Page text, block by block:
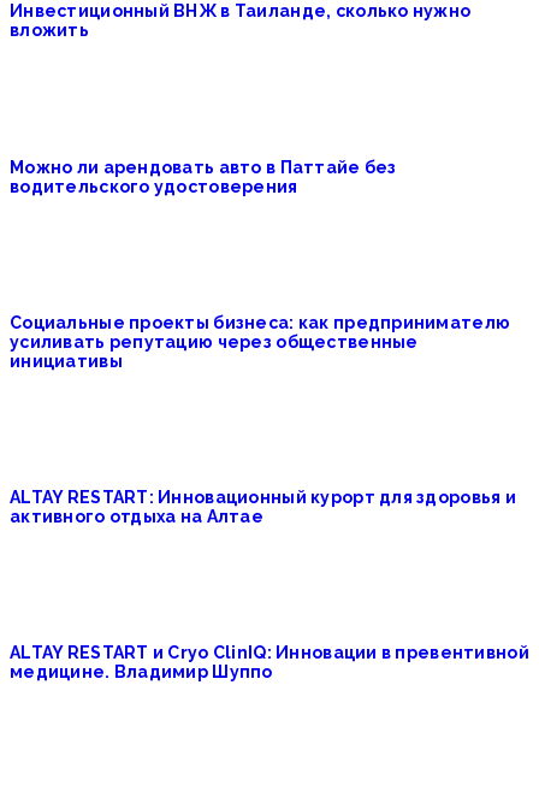
Инвестиционный ВНЖ в Таиланде, сколько нужно
вложить
Можно ли арендовать авто в Паттайе без
водительского удостоверения
Социальные проекты бизнеса: как предпринимателю
усиливать репутацию через общественные
инициативы
ALTAY RESTART: Инновационный курорт для здоровья и
активного отдыха на Алтае
ALTAY RESTART и Cryo ClinIQ: Инновации в превентивной
медицине. Владимир Шуппо